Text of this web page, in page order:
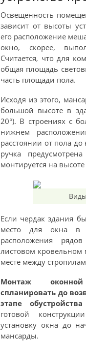
Освещенность
зависит от высоты
его расположение
окно, скорее,
Считается, что для
общая площадь
часть площади пола.
Исходя из этого,
большой высоте в
20°). В строениях с
нижнем
расстоянии от пола
ручка
монтируется на
Если чердак здания
место для окна в
расположения
листовом
месте между
Монтаж
спланировать до
этапе
готовой
установку окна до
мансарды.